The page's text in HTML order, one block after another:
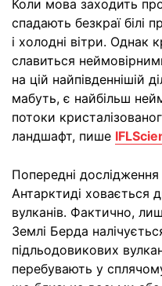
Коли мова заходить
спадають безкраї білі
і холодні вітри.
славиться
на цій найпівденнішій
мабуть, є найбільш
потоки
ландшафт, пише
Попередні
Антарктиді ховається
вулканів. Фактично,
Землі Берда
підльодовикових
перебувають у